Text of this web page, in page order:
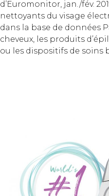
d’Euromonitor, jan./fév.
nettoyants du visage
dans la base de données
cheveux, les produits
ou les dispositifs de soins